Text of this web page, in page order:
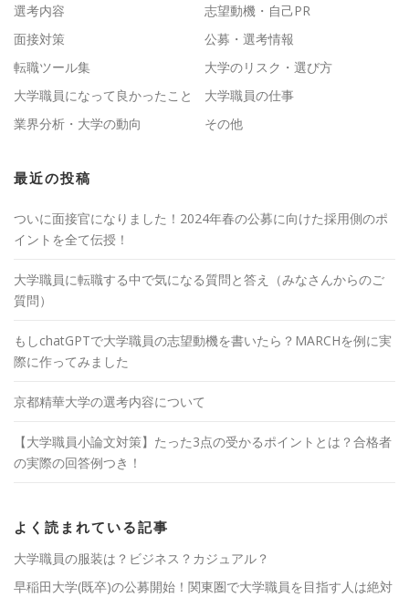
選考内容
志望動機・自己PR
面接対策
公募・選考情報
転職ツール集
大学のリスク・選び方
大学職員になって良かったこと
大学職員の仕事
業界分析・大学の動向
その他
最近の投稿
ついに面接官になりました！2024年春の公募に向けた採用側のポ
イントを全て伝授！
大学職員に転職する中で気になる質問と答え（みなさんからのご
質問）
もしchatGPTで大学職員の志望動機を書いたら？MARCHを例に実
際に作ってみました
京都精華大学の選考内容について
【大学職員小論文対策】たった3点の受かるポイントとは？合格者
の実際の回答例つき！
よく読まれている記事
大学職員の服装は？ビジネス？カジュアル？
早稲田大学(既卒)の公募開始！関東圏で大学職員を目指す人は絶対